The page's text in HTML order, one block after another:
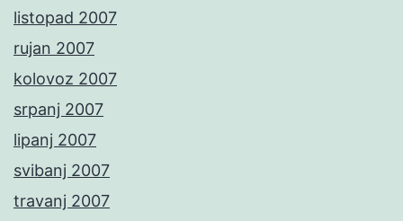
listopad 2007
rujan 2007
kolovoz 2007
srpanj 2007
lipanj 2007
svibanj 2007
travanj 2007